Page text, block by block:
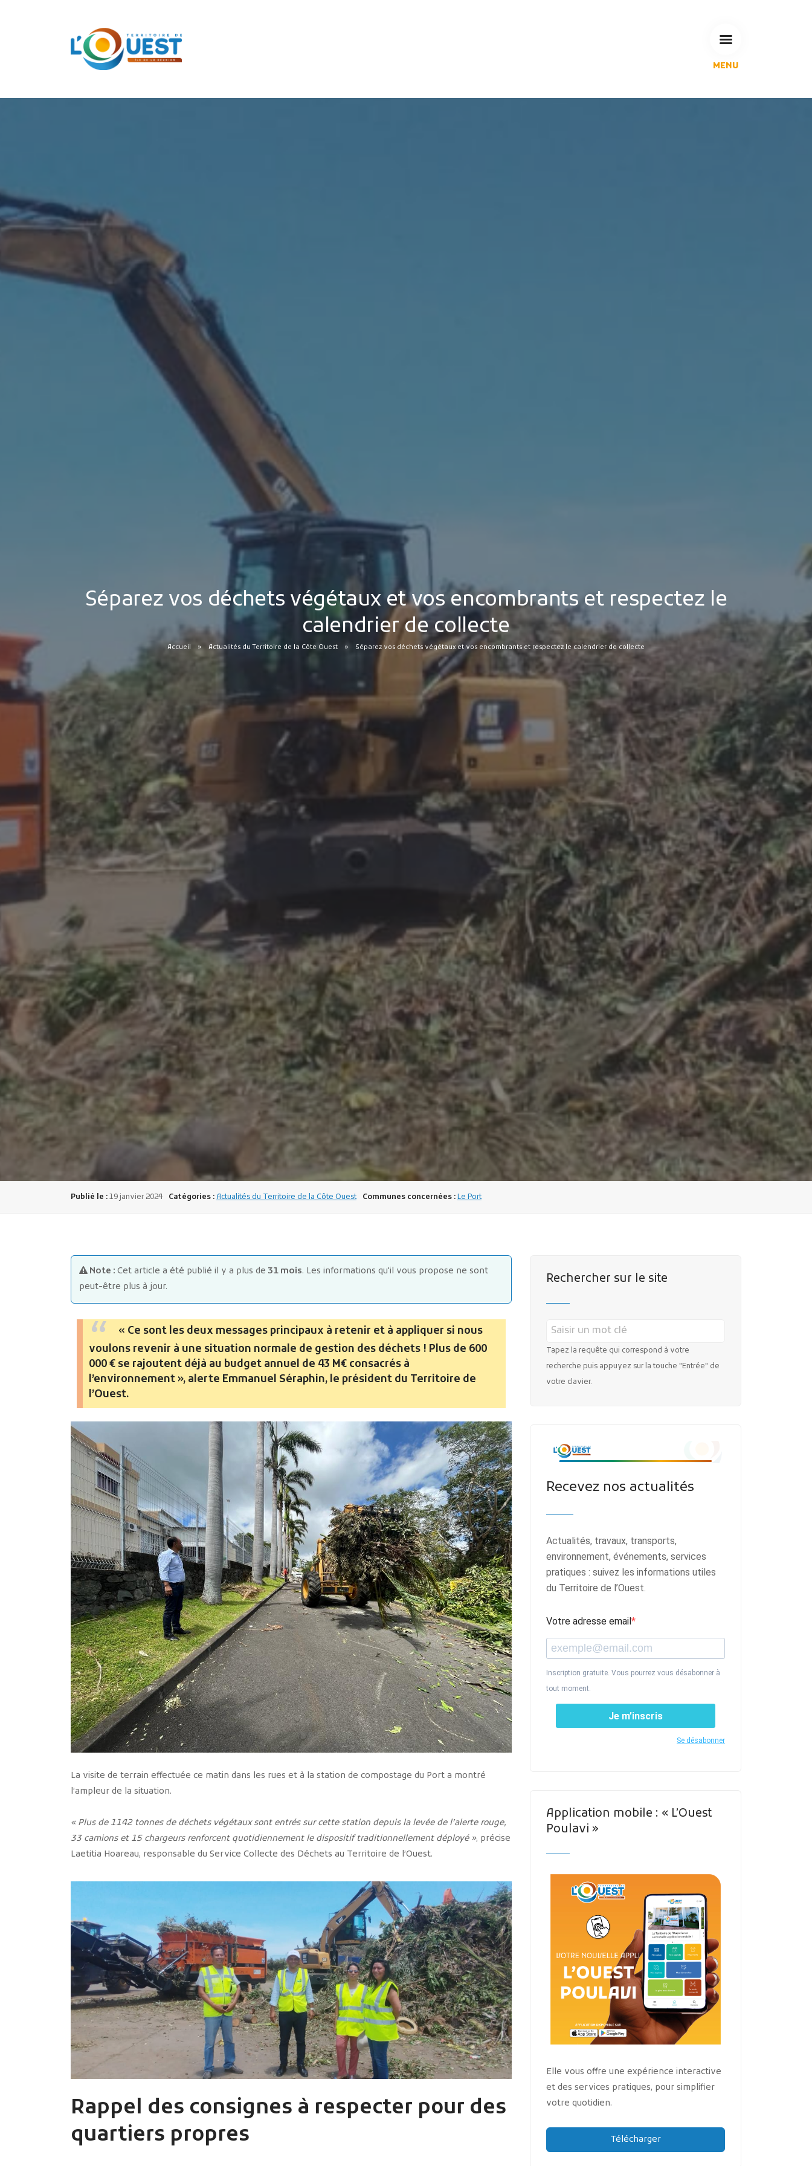
MENU
Séparez vos déchets végétaux et vos encombrants et respectez le
calendrier de collecte
Accueil Actualités du Territoire de la Côte Ouest Séparez vos déchets végétaux et vos encombrants et respectez le calendrier de collecte
Publié le :19 janvier 2024 Catégories :Actualités du Territoire de la Côte Ouest Communes concernées :Le Port
Note : Cet article a été publié il y a plus de 31 mois. Les informations qu'il vous propose ne sont
peut-être plus à jour.
« Ce sont les deux messages principaux à retenir et à appliquer si nous
voulons revenir à une situation normale de gestion des déchets ! Plus de 600
000 € se rajoutent déjà au budget annuel de 43 M€ consacrés à
l’environnement », alerte Emmanuel Séraphin, le président du Territoire de
l’Ouest.
La visite de terrain effectuée ce matin dans les rues et à la station de compostage du Port a montré
l’ampleur de la situation.
« Plus de 1142 tonnes de déchets végétaux sont entrés sur cette station depuis la levée de l’alerte rouge,
33 camions et 15 chargeurs renforcent quotidiennement le dispositif traditionnellement déployé », précise
Laetitia Hoareau, responsable du Service Collecte des Déchets au Territoire de l’Ouest.
Rappel des consignes à respecter pour des
quartiers propres
Rechercher sur le site
Tapez la requête qui correspond à votre
recherche puis appuyez sur la touche "Entrée" de
votre clavier.
Recevez nos actualités
Actualités, travaux, transports,
environnement, événements, services
pratiques : suivez les informations utiles
du Territoire de l’Ouest.
Votre adresse email
Inscription gratuite. Vous pourrez vous désabonner à
tout moment.
Je m’inscris
Se désabonner
Application mobile : « L’Ouest
Poulavi »
Elle vous offre une expérience interactive
et des services pratiques, pour simplifier
votre quotidien.
Télécharger